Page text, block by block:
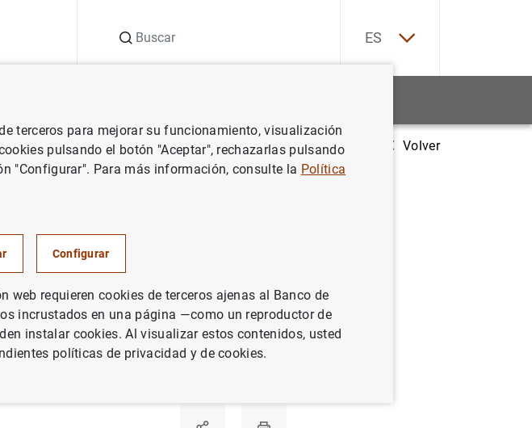
ES
de sociedades no financieras Nuevos cuadros con información sobre márgenes empresariales de
Volver
las sociedades no
15.23 y 15.24
Síntesis de la
de Balances
terceros para mejorar su funcionamiento, visualización
pulsando el botón "Aceptar", rechazarlas pulsando
"Configurar". Para más información, consulte la Política
Configurar
requieren cookies de terceros ajenas al Banco de
incrustados en una página —como un reproductor de
instalar cookies. Al visualizar estos contenidos, usted
políticas de privacidad y de cookies.